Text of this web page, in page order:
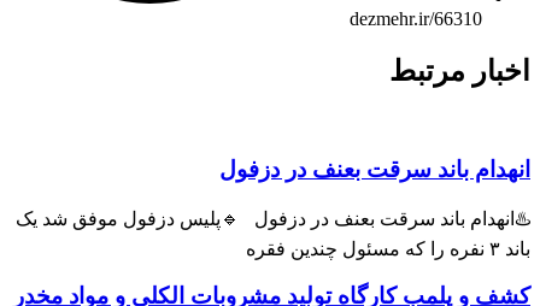
dezmehr.ir/66310
مرتبط
باند سرقت بعنف در دزفول
باند سرقت بعنف در دزفول 🔹پلیس دزفول موفق شد یک
و پلمب کارگاه تولید مشروبات الکلی و مواد مخدر